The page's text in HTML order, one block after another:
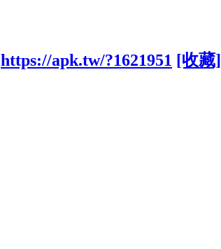
https://apk.tw/?1621951 [收藏]